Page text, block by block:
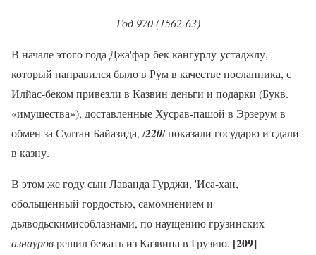
Год 970 (1562-63)
В начале этого года Джа'фар-бек кангурлу-устаджлу,
который направился было в Рум в качестве посланника, с
Илйас-беком привезли в Казвин деньги и подарки (Букв.
«имущества»), доставленные Хусрав-пашой в Эрзерум в
обмен за Султан Байазида, /220/ показали государю и сдали
в казну.
В этом же году сын Лаванда Гурджи, 'Иса-хан,
обольщенный гордостью, самомнением и
дьяводьскимисоблазнами, по наущению грузинских
азнауроврешил бежать из Казвина в Грузию. [209]